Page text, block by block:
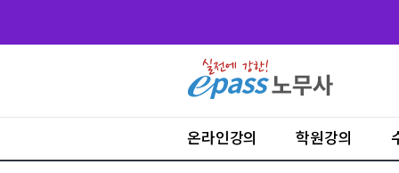
온라인강의 학원강의